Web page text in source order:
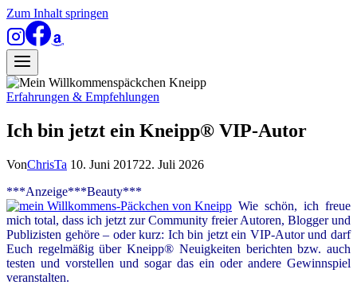
Zum Inhalt springen
Erfahrungen & Empfehlungen
Ich bin jetzt ein Kneipp® VIP-Autor
VonChrisTa 10. Juni 201722. Juli 2026
***Anzeige***Beauty***
Wie schön, ich freue
mich total, dass ich jetzt zur Community freier Autoren, Blogger und
Publizisten gehöre – oder kurz: Ich bin jetzt ein VIP-Autor und darf
Euch regelmäßig über Kneipp® Neuigkeiten berichten bzw. auch
testen und vorstellen und sogar das ein oder andere Gewinnspiel
veranstalten.